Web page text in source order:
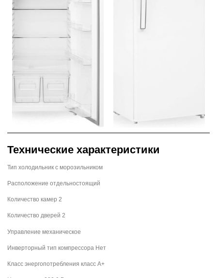
Технические характеристики
Тип холодильник с морозильником
Расположение отдельностоящий
Количество камер 2
Количество дверей 2
Управление механическое
Инверторный тип компрессора Нет
Класс энергопотребления класс A+